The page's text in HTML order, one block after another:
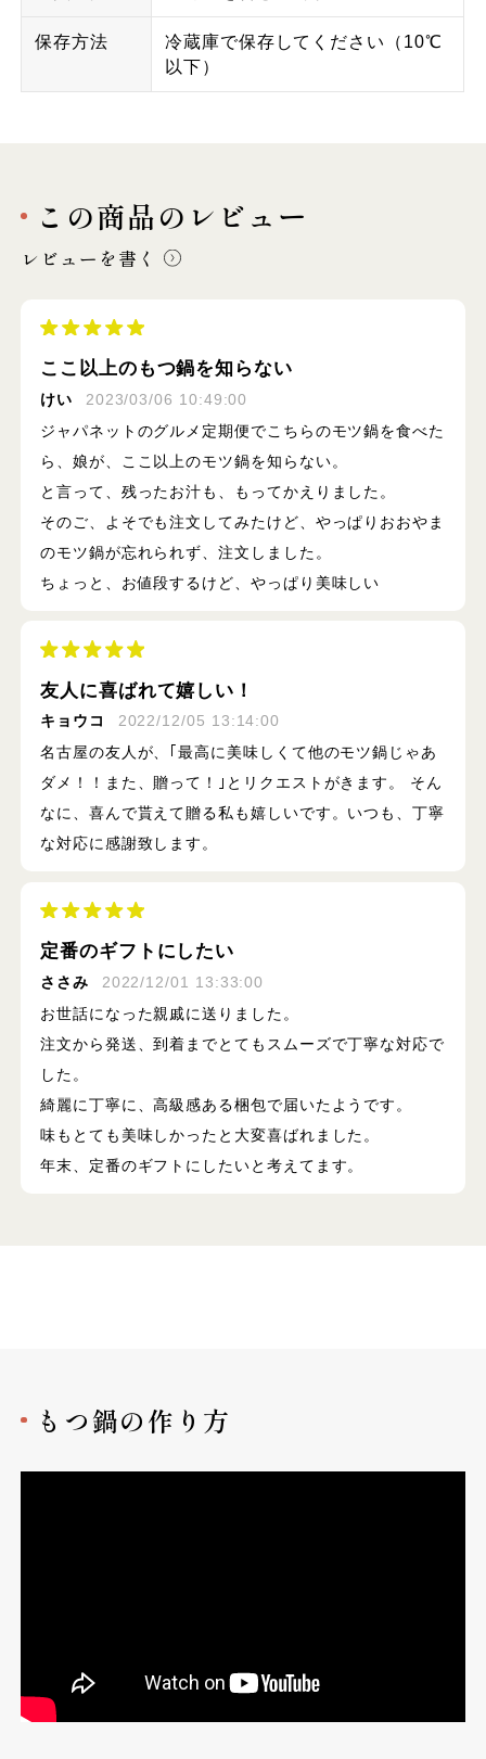
保存方法
冷蔵庫で保存してください（10℃
以下）
この商品のレビュー
レビューを書く
ここ以上のもつ鍋を知らない
けい
2023/03/06 10:49:00
ジャパネットのグルメ定期便でこちらのモツ鍋を食べた
ら、娘が、ここ以上のモツ鍋を知らない。
と言って、残ったお汁も、もってかえりました。
そのご、よそでも注文してみたけど、やっぱりおおやま
のモツ鍋が忘れられず、注文しました。
ちょっと、お値段するけど、やっぱり美味しい
友人に喜ばれて嬉しい！
キョウコ
2022/12/05 13:14:00
名古屋の友人が、｢最高に美味しくて他のモツ鍋じゃあ
ダメ！！また、贈って！｣とリクエストがきます。 そん
なに、喜んで貰えて贈る私も嬉しいです。いつも、丁寧
な対応に感謝致します。
定番のギフトにしたい
ささみ
2022/12/01 13:33:00
お世話になった親戚に送りました。
注文から発送、到着までとてもスムーズで丁寧な対応で
した。
綺麗に丁寧に、高級感ある梱包で届いたようです。
味もとても美味しかったと大変喜ばれました。
年末、定番のギフトにしたいと考えてます。
もつ鍋の作り方